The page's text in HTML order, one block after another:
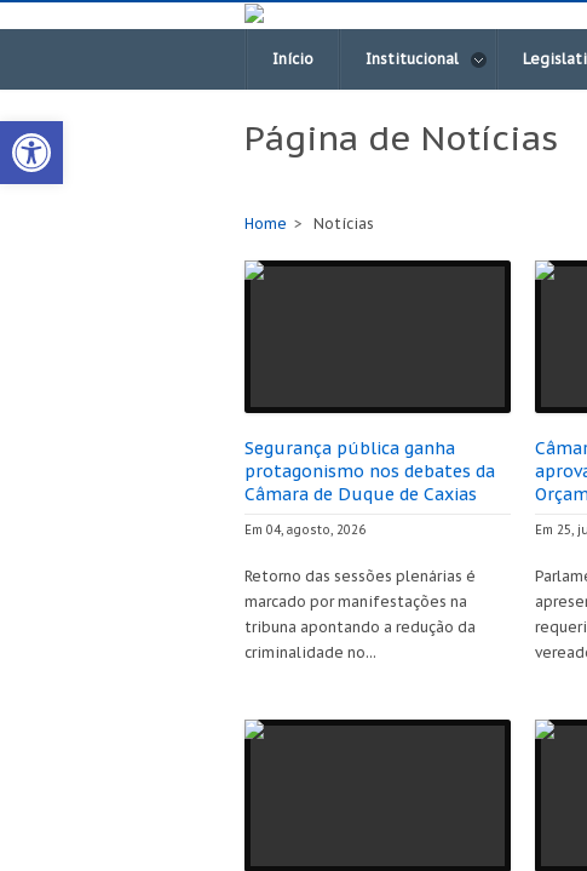
Open toolbar
Início Institucional
Página de Notícias
Home Notícias
Segurança pública ganha
protagonismo nos debates da
Câmara de Duque de Caxias
Em 04, agosto, 2026
Retorno das sessões plenárias é
marcado por manifestações na
tribuna apontando a redução da
criminalidade no...
Em 25,